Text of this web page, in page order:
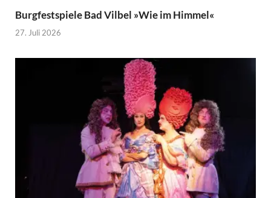
Burgfestspiele Bad Vilbel »Wie im Himmel«
27. Juli 2026